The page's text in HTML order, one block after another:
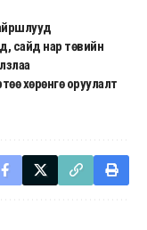
сайд нар төвийн
хөрөнгө оруулалт